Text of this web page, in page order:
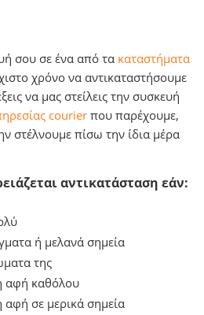
σου σε ένα από τα καταστήματα
χρόνο να αντικαταστήσουμε
να μας στείλεις την συσκευή
courier που παρέχουμε,
στέλνουμε πίσω την ίδια μέρα
αντικατάσταση εάν:
ή μελανά σημεία
της
αφή καθόλου
αφή σε μερικά σημεία